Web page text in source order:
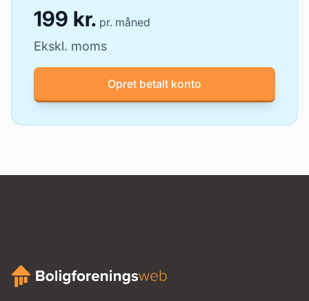
199 kr. pr. måned
Ekskl. moms
Opret betalt konto